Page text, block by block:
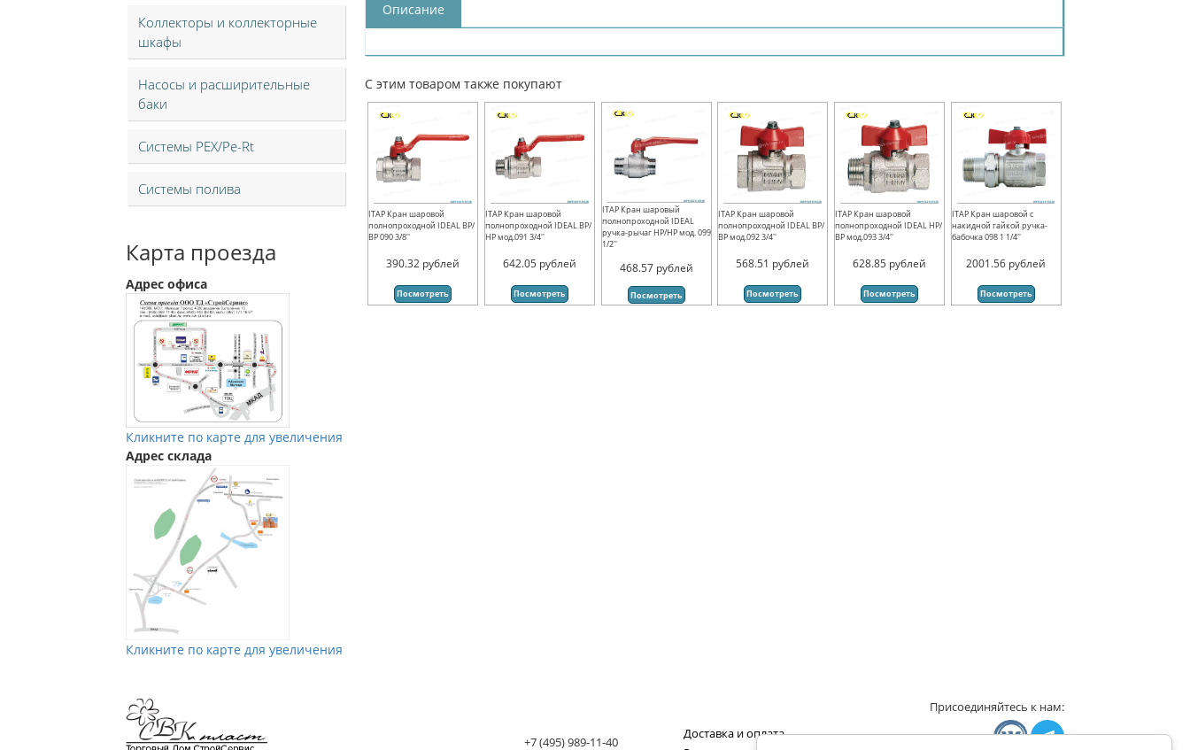
Коллекторы и коллекторные
шкафы
Насосы и расширительные
баки
Системы PEX/Pe-Rt
Системы полива
Карта проезда
Адрес офиса
Кликните по карте для увеличения
Адрес склада
Кликните по карте для увеличения
Описание
С этим товаром также покупают
ITAP Кран шаровой
полнопроходной IDEAL ВР/
ВР 090 3/8''
390.32 рублей
Посмотреть
ITAP Кран шаровой
полнопроходной IDEAL ВР/
НР мод.091 3/4''
642.05 рублей
Посмотреть
ITAP Кран шаровый
полнопроходной IDEAL
ручка-рычаг НР/НР мод. 099
1/2''
468.57 рублей
Посмотреть
ITAP Кран шаровой
полнопроходной IDEAL ВР/
ВР мод.092 3/4''
568.51 рублей
Посмотреть
ITAP Кран шаровой
полнопроходной IDEAL НР/
ВР мод.093 3/4''
628.85 рублей
Посмотреть
ITAP Кран шаровой с
накидной гайкой ручка-
бабочка 098 1 1/4''
2001.56 рублей
Посмотреть
+7 (495) 989-11-40
Доставка и оплата
Присоединяйтесь к нам:
Мы в Vkontakte
Мы в Телеграм